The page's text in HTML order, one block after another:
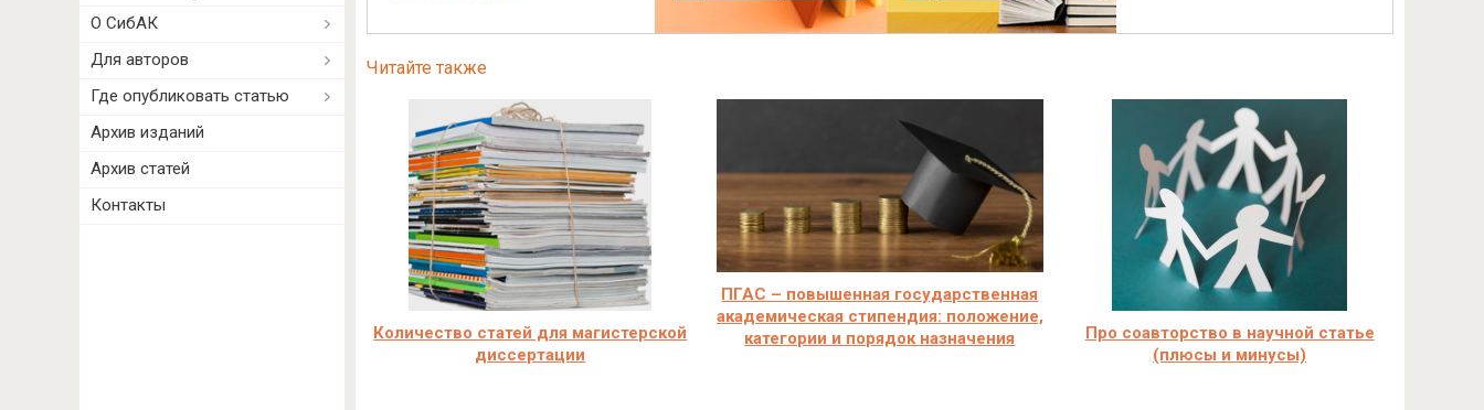
Читайте также
Количество статей для магистерской
диссертации
ПГАС – повышенная государственная
академическая стипендия: положение,
категории и порядок назначения
Про соавторство в научной статье
(плюсы и минусы)
О СибАК
Для авторов
Где опубликовать статью
Архив изданий
Архив статей
Контакты